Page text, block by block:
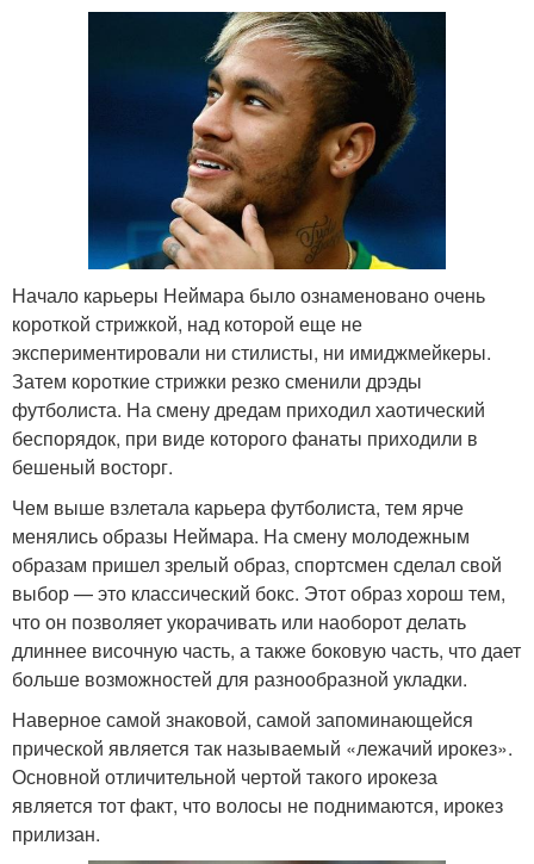
Начало карьеры Неймара было ознаменовано очень
короткой стрижкой, над которой еще не
экспериментировали ни стилисты, ни имиджмейкеры.
Затем короткие стрижки резко сменили дрэды
футболиста. На смену дредам приходил хаотический
беспорядок, при виде которого фанаты приходили в
бешеный восторг.
Чем выше взлетала карьера футболиста, тем ярче
менялись образы Неймара. На смену молодежным
образам пришел зрелый образ, спортсмен сделал свой
выбор — это классический бокс. Этот образ хорош тем,
что он позволяет укорачивать или наоборот делать
длиннее височную часть, а также боковую часть, что дает
больше возможностей для разнообразной укладки.
Наверное самой знаковой, самой запоминающейся
прической является так называемый «лежачий ирокез».
Основной отличительной чертой такого ирокеза
является тот факт, что волосы не поднимаются, ирокез
прилизан.